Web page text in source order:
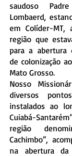
saudoso
Lombaerd,
em Colíder-MT,
região que
para a abertura
de colonização
Mato Grosso.
Nosso
diversos
instalados ao
Cuiabá-
região
Cachimbo”,
na abertura